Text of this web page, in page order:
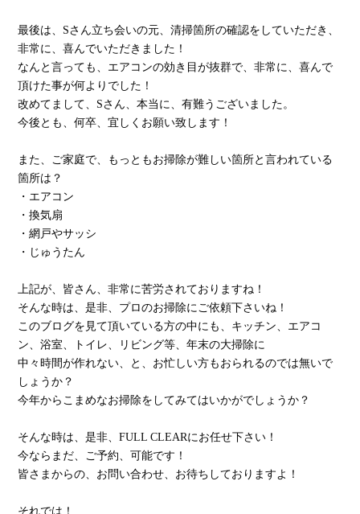
最後は、Sさん立ち会いの元、清掃箇所の確認をしていただき、
非常に、喜んでいただきました！
なんと言っても、エアコンの効き目が抜群で、非常に、喜んで
頂けた事が何よりでした！
改めてまして、Sさん、本当に、有難うございました。
今後とも、何卒、宜しくお願い致します！
また、ご家庭で、もっともお掃除が難しい箇所と言われている
箇所は？
・エアコン
・換気扇
・網戸やサッシ
・じゅうたん
上記が、皆さん、非常に苦労されておりますね！
そんな時は、是非、プロのお掃除にご依頼下さいね！
このブログを見て頂いている方の中にも、キッチン、エアコ
ン、浴室、トイレ、リビング等、年末の大掃除に
中々時間が作れない、と、お忙しい方もおられるのでは無いで
しょうか？
今年からこまめなお掃除をしてみてはいかがでしょうか？
そんな時は、是非、FULL CLEARにお任せ下さい！
今ならまだ、ご予約、可能です！
皆さまからの、お問い合わせ、お待ちしておりますよ！
それでは！